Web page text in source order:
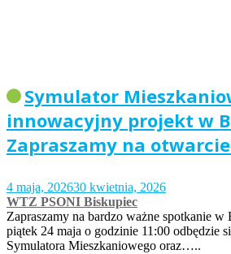
Symulator
innowacyjny projekt w
Zapraszamy na
4 maja, 202630 kwietnia, 2026
WTZ PSONI Biskupiec
Zapraszamy na bardzo ważne spotkanie
piątek 24 maja o godzinie 11:00 odbędzie
Symulatora Mieszkaniowego oraz…..